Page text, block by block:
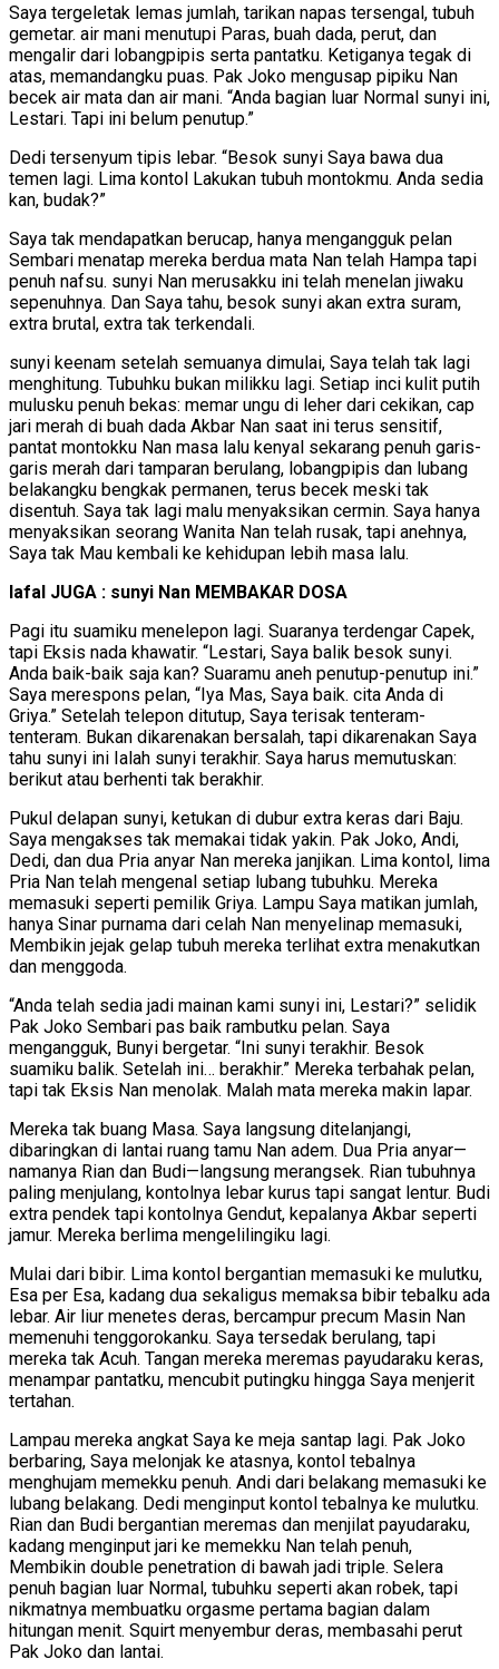
Saya tergeletak lemas jumlah, tarikan napas tersengal, tubuh
gemetar. air mani menutupi Paras, buah dada, perut, dan
mengalir dari lobangpipis serta pantatku. Ketiganya tegak di
atas, memandangku puas. Pak Joko mengusap pipiku Nan
becek air mata dan air mani. “Anda bagian luar Normal sunyi ini,
Lestari. Tapi ini belum penutup.”
Dedi tersenyum tipis lebar. “Besok sunyi Saya bawa dua
temen lagi. Lima kontol Lakukan tubuh montokmu. Anda sedia
kan, budak?”
Saya tak mendapatkan berucap, hanya mengangguk pelan
Sembari menatap mereka berdua mata Nan telah Hampa tapi
penuh nafsu. sunyi Nan merusakku ini telah menelan jiwaku
sepenuhnya. Dan Saya tahu, besok sunyi akan extra suram,
extra brutal, extra tak terkendali.
sunyi keenam setelah semuanya dimulai, Saya telah tak lagi
menghitung. Tubuhku bukan milikku lagi. Setiap inci kulit putih
mulusku penuh bekas: memar ungu di leher dari cekikan, cap
jari merah di buah dada Akbar Nan saat ini terus sensitif,
pantat montokku Nan masa lalu kenyal sekarang penuh garis-
garis merah dari tamparan berulang, lobangpipis dan lubang
belakangku bengkak permanen, terus becek meski tak
disentuh. Saya tak lagi malu menyaksikan cermin. Saya hanya
menyaksikan seorang Wanita Nan telah rusak, tapi anehnya,
Saya tak Mau kembali ke kehidupan lebih masa lalu.
lafal JUGA : sunyi Nan MEMBAKAR DOSA
Pagi itu suamiku menelepon lagi. Suaranya terdengar Capek,
tapi Eksis nada khawatir. “Lestari, Saya balik besok sunyi.
Anda baik-baik saja kan? Suaramu aneh penutup-penutup ini.”
Saya merespons pelan, “Iya Mas, Saya baik. cita Anda di
Griya.” Setelah telepon ditutup, Saya terisak tenteram-
tenteram. Bukan dikarenakan bersalah, tapi dikarenakan Saya
tahu sunyi ini Ialah sunyi terakhir. Saya harus memutuskan:
berikut atau berhenti tak berakhir.
Pukul delapan sunyi, ketukan di dubur extra keras dari Baju.
Saya mengakses tak memakai tidak yakin. Pak Joko, Andi,
Dedi, dan dua Pria anyar Nan mereka janjikan. Lima kontol, lima
Pria Nan telah mengenal setiap lubang tubuhku. Mereka
memasuki seperti pemilik Griya. Lampu Saya matikan jumlah,
hanya Sinar purnama dari celah Nan menyelinap memasuki,
Membikin jejak gelap tubuh mereka terlihat extra menakutkan
dan menggoda.
“Anda telah sedia jadi mainan kami sunyi ini, Lestari?” selidik
Pak Joko Sembari pas baik rambutku pelan. Saya
mengangguk, Bunyi bergetar. “Ini sunyi terakhir. Besok
suamiku balik. Setelah ini… berakhir.” Mereka terbahak pelan,
tapi tak Eksis Nan menolak. Malah mata mereka makin lapar.
Mereka tak buang Masa. Saya langsung ditelanjangi,
dibaringkan di lantai ruang tamu Nan adem. Dua Pria anyar—
namanya Rian dan Budi—langsung merangsek. Rian tubuhnya
paling menjulang, kontolnya lebar kurus tapi sangat lentur. Budi
extra pendek tapi kontolnya Gendut, kepalanya Akbar seperti
jamur. Mereka berlima mengelilingiku lagi.
Mulai dari bibir. Lima kontol bergantian memasuki ke mulutku,
Esa per Esa, kadang dua sekaligus memaksa bibir tebalku ada
lebar. Air liur menetes deras, bercampur precum Masin Nan
memenuhi tenggorokanku. Saya tersedak berulang, tapi
mereka tak Acuh. Tangan mereka meremas payudaraku keras,
menampar pantatku, mencubit putingku hingga Saya menjerit
tertahan.
Lampau mereka angkat Saya ke meja santap lagi. Pak Joko
berbaring, Saya melonjak ke atasnya, kontol tebalnya
menghujam memekku penuh. Andi dari belakang memasuki ke
lubang belakang. Dedi menginput kontol tebalnya ke mulutku.
Rian dan Budi bergantian meremas dan menjilat payudaraku,
kadang menginput jari ke memekku Nan telah penuh,
Membikin double penetration di bawah jadi triple. Selera
penuh bagian luar Normal, tubuhku seperti akan robek, tapi
nikmatnya membuatku orgasme pertama bagian dalam
hitungan menit. Squirt menyembur deras, membasahi perut
Pak Joko dan lantai.